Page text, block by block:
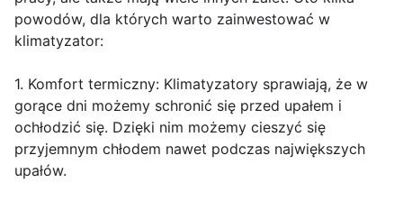
powodów, dla których warto zainwestować w
klimatyzator:
1. Komfort termiczny: Klimatyzatory sprawiają, że w
gorące dni możemy schronić się przed upałem i
ochłodzić się. Dzięki nim możemy cieszyć się
przyjemnym chłodem nawet podczas największych
upałów.